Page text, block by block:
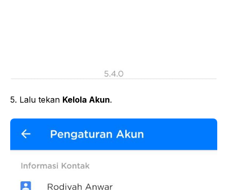
5. Lalu tekan Kelola Akun.